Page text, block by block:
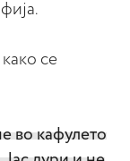
се
во кафулето